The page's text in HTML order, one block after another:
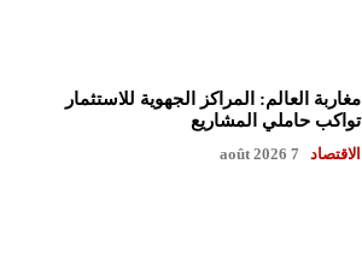
مغاربة العالم: المراكز الجهوية للاستثمار
تواكب حاملي المشاريع
الاقتصاد 7 août 2026